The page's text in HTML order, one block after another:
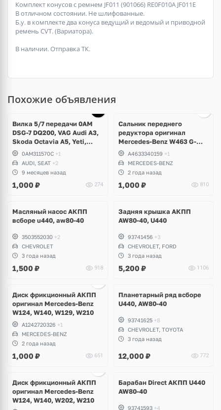
Комплект конусов с ремнем JF011 (901066) RE0F010A JF011E
В отличном состоянии. Не шлифованные.
Б.у. в комплекте два конуса ведущий и ведомый и приводной
ремень CVT. (Вариатора).
В наличии. Отправка ТК.
Похожие объявления
Вилка 5/7 передачи 0AM
DSG-7 DQ200, VAG Audi A3,
Skoda Octavia A5, Yeti,
Rapid, Volkswagen Golf V,
VI, Passat B6, B7, CC,
Scirocco, Polo, Touran
0AM311570C +1
AUDI, SEAT +2
9 месяцев назад
1,000 ₽ 274
Сальник переднего
редуктора оригинал
Mercedes-Benz W463 G-
Klass Gelendwagen
A4633340159 +1
MERCEDES-BENZ
2 года назад
1,000 ₽ 810
Масляный насос АКПП
всборе u440, aw80-40
3503552030 +2
CHEVROLET
3 года назад
1,500 ₽ 918
Задняя крышка АКПП
AW80-40, U440
93741456 +3
CHEVROLET, FORD
3 года назад
5,200 ₽ 1106
Диск фрикционный АКПП
оригинал Mercedes-Benz
W124, W140, W129, W210
A1242720326 +1
MERCEDES-BENZ
2 года назад
1,000 ₽ 651
Планетарный ряд всборе
U440, AW80-40
93741625 +8
CHEVROLET, TOYOTA
3 года назад
12,000 ₽ 772
Диск фрикционный АКПП
оригинал Mercedes-Benz
W124, W140, W202, W210
Барабан Direct АКПП U440
AW80-40
93741593 +4